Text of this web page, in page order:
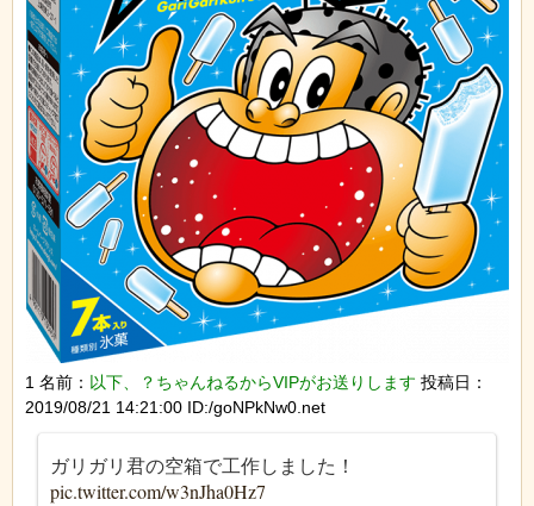
1 名前： 以下、？ちゃんねるからVIPがお送りします 投稿日：
2019/08/21 14:21:00 ID:/goNPkNw0.net
ガリガリ君の空箱で工作しました！
pic.twitter.com/w3nJha0Hz7